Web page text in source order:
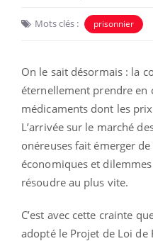
Mots clés : prisonnier
On le sait désormais : la
éternellement prendre en
médicaments dont les
L’arrivée sur le marché
onéreuses fait émerger
économiques et
résoudre au plus vite.
C’est avec cette crainte
adopté le Projet de Loi de